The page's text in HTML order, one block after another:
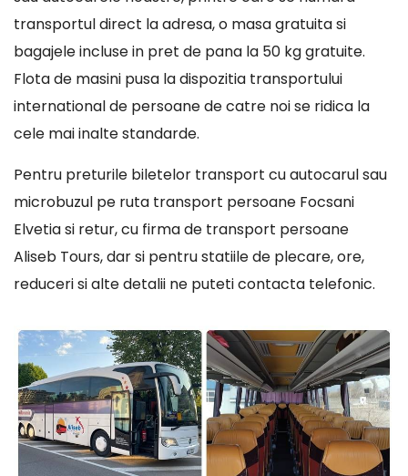
transportul direct la adresa, o masa gratuita si
bagajele incluse in pret de pana la 50 kg gratuite.
Flota de masini pusa la dispozitia transportului
international de persoane de catre noi se ridica la
cele mai inalte standarde.
Pentru preturile biletelor transport cu autocarul sau
microbuzul pe ruta transport persoane Focsani
Elvetia si retur, cu firma de transport persoane
Aliseb Tours, dar si pentru statiile de plecare, ore,
reduceri si alte detalii ne puteti contacta telefonic.